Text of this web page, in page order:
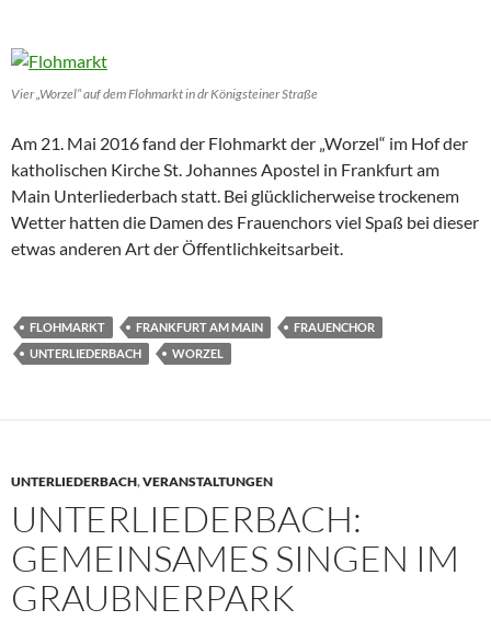
Vier „Worzel“ auf dem Flohmarkt in dr Königsteiner Straße
Am 21. Mai 2016 fand der Flohmarkt der „Worzel“ im Hof der
katholischen Kirche St. Johannes Apostel in Frankfurt am
Main Unterliederbach statt. Bei glücklicherweise trockenem
Wetter hatten die Damen des Frauenchors viel Spaß bei dieser
etwas anderen Art der Öffentlichkeitsarbeit.
FLOHMARKT FRANKFURT AM MAIN
FRAUENCHOR
UNTERLIEDERBACH
WORZEL
UNTERLIEDERBACH,VERANSTALTUNGEN
UNTERLIEDERBACH:
GEMEINSAMES SINGEN IM
GRAUBNERPARK